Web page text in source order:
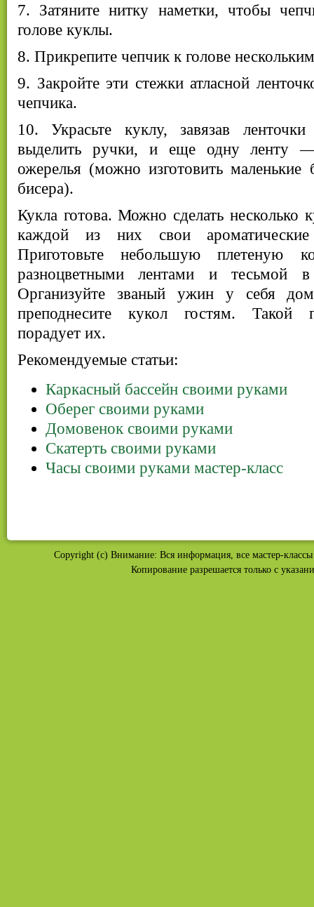
7. Затяните нитку наметки, чтобы
голове куклы.
8. Прикрепите чепчик к голове
9. Закройте эти стежки атласной
чепчика.
10. Украсьте куклу, завязав
выделить ручки, и еще одну ленту
ожерелья (можно изготовить маленькие
бисера).
Кукла готова. Можно сделать несколько
каждой из них свои
Приготовьте небольшую плетеную
разноцветными лентами и тесьмой
Организуйте званый ужин у себя
преподнесите кукол гостям. Такой
порадует их.
Рекомендуемые статьи:
Каркасный бассейн своими руками
Оберег своими руками
Домовенок своими руками
Скатерть своими руками
Часы своими руками мастер-класс
Copyright (c) Внимание: Вся информация, все мастер-
Копирование разрешается только с